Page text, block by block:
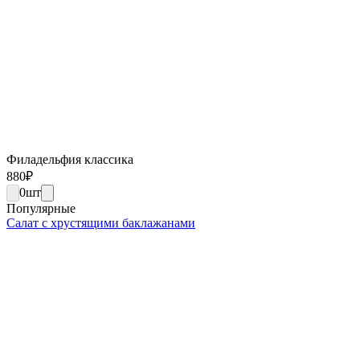
Филадельфия классика
880₽
0шт
Популярные
Салат с хрустящими баклажанами